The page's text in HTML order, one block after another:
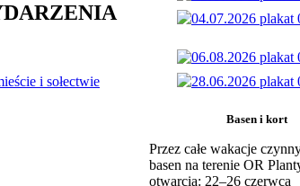
Basen i kort
Przez całe wakacje
basen na terenie OR
otwarcia: 22–26 czerwca